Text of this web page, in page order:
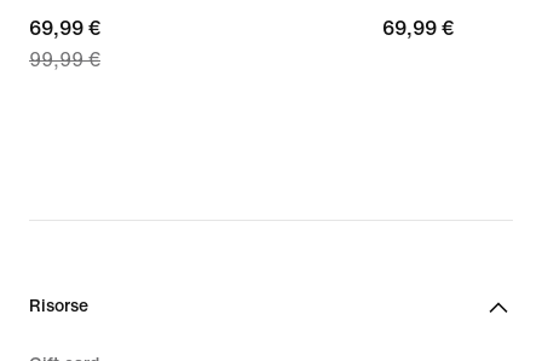
current
price
69,99 €
99,99 €
69,99
69,99 €
Risorse